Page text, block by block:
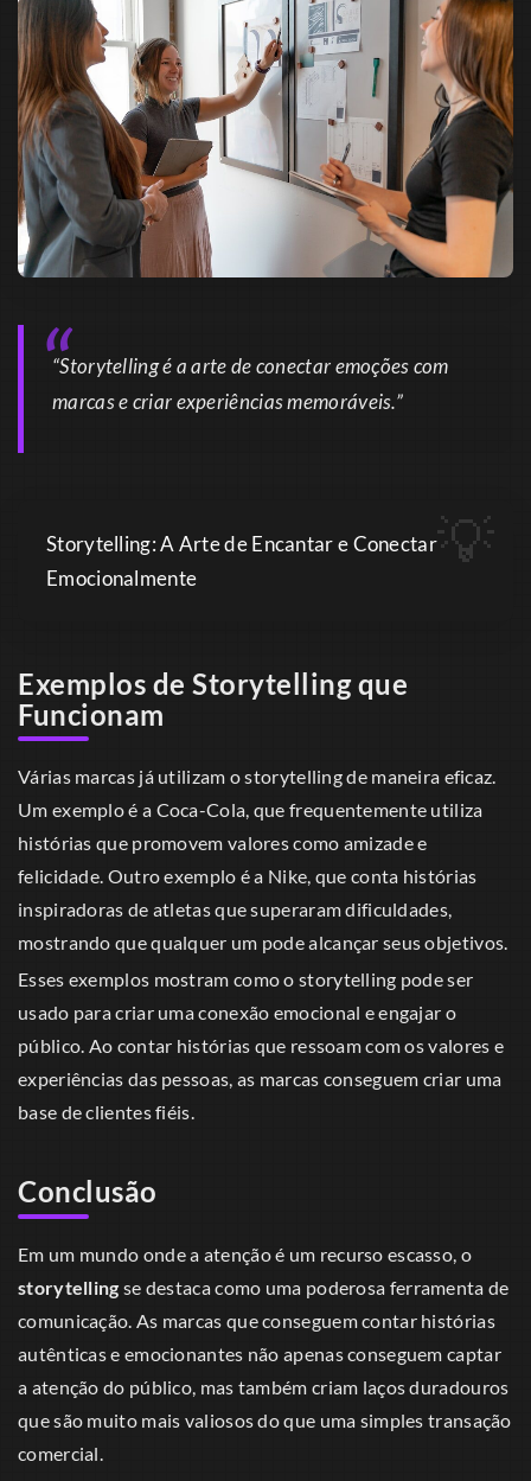
“Storytelling é a arte de conectar emoções com
marcas e criar experiências memoráveis.”
Storytelling: A Arte de Encantar e Conectar
Emocionalmente
Exemplos de Storytelling que
Funcionam
Várias marcas já utilizam o storytelling de maneira eficaz.
Um exemplo é a Coca-Cola, que frequentemente utiliza
histórias que promovem valores como amizade e
felicidade. Outro exemplo é a Nike, que conta histórias
inspiradoras de atletas que superaram dificuldades,
mostrando que qualquer um pode alcançar seus objetivos.
Esses exemplos mostram como o storytelling pode ser
usado para criar uma conexão emocional e engajar o
público. Ao contar histórias que ressoam com os valores e
experiências das pessoas, as marcas conseguem criar uma
base de clientes fiéis.
Conclusão
Em um mundo onde a atenção é um recurso escasso, o
storytelling se destaca como uma poderosa ferramenta de
comunicação. As marcas que conseguem contar histórias
autênticas e emocionantes não apenas conseguem captar
a atenção do público, mas também criam laços duradouros
que são muito mais valiosos do que uma simples transação
comercial.